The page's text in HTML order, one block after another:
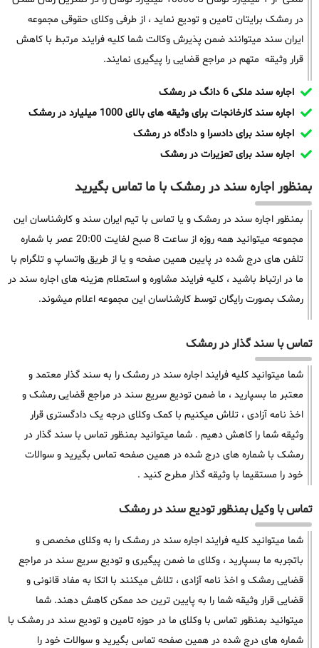
در رمشک برایتان تامین و تودیع نماید ، از طرفی وکلای حقوقی مجموعه
ایران سند میتوانند ضمن پذیرش وکالت شما کلیه فرایند مرتبط با کاهش
قرار وثیقه متهم در مراجع قضایی را پیگیری نمایند.
اجاره سند ملکی 6 دانگ در رمشک
اجاره سند کارخانجات برای وثیقه های بالای 1000 میلیارد در رمشک
اجاره سند برای دادسرا و دادگاه در رمشک
اجاره سند برای تعزیرات در رمشک
بمنظور اجاره سند در رمشک با ما تماس بگیرید
بمنظور اجاره سند در رمشک و یا تماس با تیم ایران سند و کارشناسان این
مجموعه میتوانید همه روزه از ساعت 8 صبح لغایت 20:00 عصر با شماره
تلفن های درج شده در پایین همین صفحه و یا از طریق واتساپ و تلگرام با
ما در ارتباط باشید ، کلیه فرایند مشاوره و استعلام هزینه های اجاره سند در
رمشک بصورت رایگان توسط کارشناسان این مجموعه اعلام میشوند.
تماس با سند گذار در رمشک
شما میتوانید کلیه فرایند اجاره سند در رمشک را به سند گذار معتمد و
معتبر ما بسپارید ، ما ضمن تودیع سریع سند در مراجع قضایی رمشک و
اخذ نامه آزادی ، تلاش میکنیم با کمک وکلای درجه یک دادگستری قرار
وثیقه شما را کاهش دهیم . شما میتوانید بمنظور تماس با سند گذار در
رمشک با شماره های درج شده در همین صفحه تماس بگیرید و سوالات
خود را مستقیما با وثیقه گذار مطرح کنید .
تماس با وکیل بمنظور تودیع سند در رمشک
شما میتوانید کلیه فرایند اجاره سند در رمشک را به وکلای مخصص و
باتجربه ما بسپارید ، وکلای ما ضمن پیگیری و تودیع سریع سند در مراجع
قضایی رمشک و اخذ نامه آزادی ، تلاش میکنند با اتکا به مفاد قانونی و
قضایی قرار وثیقه شما را به پایین ترین حد ممکن کاهش دهند. شما
میتوانید بمنظور تماس با وکلای ما در حوزه تامین و تودیع سند در رمشک با
شماره های درج شده در همین صفحه تماس بگیرید و سوالات خود را